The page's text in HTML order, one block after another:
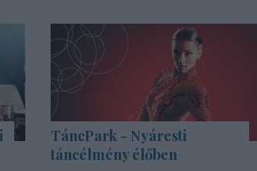
TáncPark - Nyáresti
táncélmény élőben